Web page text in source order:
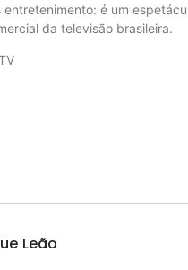
entretenimento: é um
da televisão brasileira.
Leão